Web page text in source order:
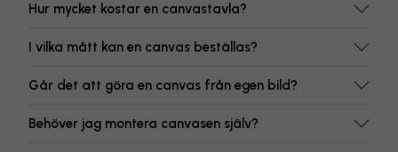
Hur mycket kostar en canvastavla?
I vilka mått kan en canvas beställas?
Går det att göra en canvas från egen bild?
Behöver jag montera canvasen själv?